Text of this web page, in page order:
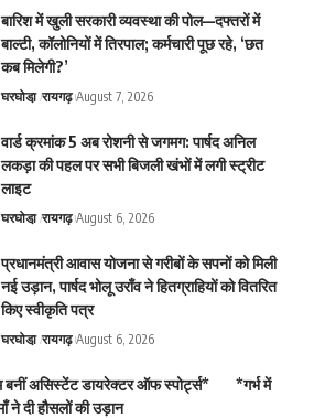
बारिश में खुली सरकारी व्यवस्था की पोल—दफ्तरों में
बाल्टी, कॉलोनियों में तिरपाल; कर्मचारी पूछ रहे, ‘छत
कब मिलेगी?’
घरघोडा़ रायगढ़ August 7, 2026
वार्ड क्रमांक 5 अब रोशनी से जगमग: पार्षद अनिल
लकड़ा की पहल पर सभी बिजली खंभों में लगी स्ट्रीट
लाइट
घरघोडा़ रायगढ़ August 6, 2026
प्रधानमंत्री आवास योजना से गरीबों के सपनों को मिली
नई उड़ान, पार्षद भोलू उराँव ने हितग्राहियों को वितरित
किए स्वीकृति पत्र
घरघोडा़ रायगढ़ August 6, 2026
बनीं असिस्टेंट डायरेक्टर ऑफ स्पोर्ट्स* *गर्भ में
ने दी हौसलों की उड़ान